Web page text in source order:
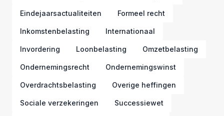
Eindejaarsactualiteiten Formeel recht
Inkomstenbelasting Internationaal
Invordering Loonbelasting Omzetbelasting
Ondernemingsrecht Ondernemingswinst
Overdrachtsbelasting Overige heffingen
Sociale verzekeringen Successiewet